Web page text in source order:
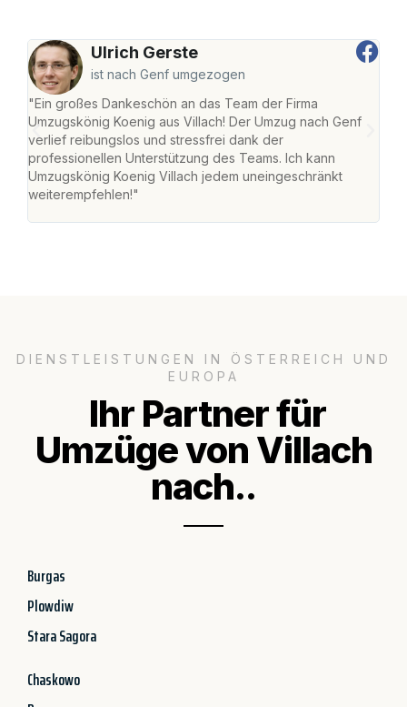
Ulrich Gerste
ist nach Genf umgezogen
"Ein großes Dankeschön an das Team der Firma
Umzugskönig Koenig aus Villach! Der Umzug nach Genf
verlief reibungslos und stressfrei dank der
professionellen Unterstützung des Teams. Ich kann
Umzugskönig Koenig Villach jedem uneingeschränkt
weiterempfehlen!"
DIENSTLEISTUNGEN IN ÖSTERREICH UND
EUROPA
Ihr Partner für
Umzüge von Villach
nach..
Burgas
Plowdiw
Stara Sagora
Chaskowo